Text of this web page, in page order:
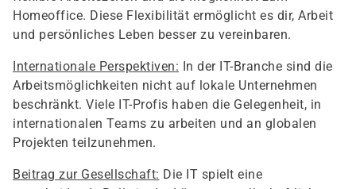
Homeoffice. Diese Flexibilität ermöglicht es dir, Arbeit
und persönliches Leben besser zu vereinbaren.
Internationale Perspektiven: In der IT-Branche sind die
Arbeitsmöglichkeiten nicht auf lokale Unternehmen
beschränkt. Viele IT-Profis haben die Gelegenheit, in
internationalen Teams zu arbeiten und an globalen
Projekten teilzunehmen.
Beitrag zur Gesellschaft: Die IT spielt eine